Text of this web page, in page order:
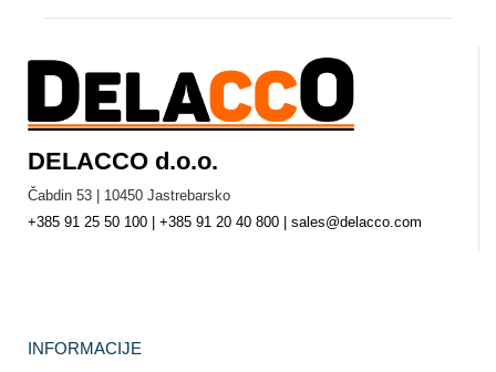
DELACCO d.o.o.
Čabdin 53 | 10450 Jastrebarsko
+385 91 25 50 100 | +385 91 20 40 800 | sales@delacco.com
INFORMACIJE